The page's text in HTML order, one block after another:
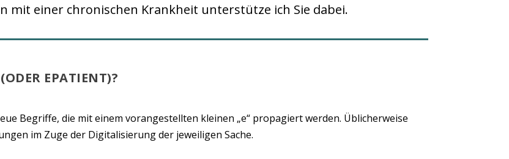
mit einer chronischen Krankheit unterstütze ich Sie dabei.
EPATIENT)?
Begriffe, die mit einem vorangestellten kleinen „e“ propagiert werden. Üblicherweise
im Zuge der Digitalisierung der jeweiligen Sache.